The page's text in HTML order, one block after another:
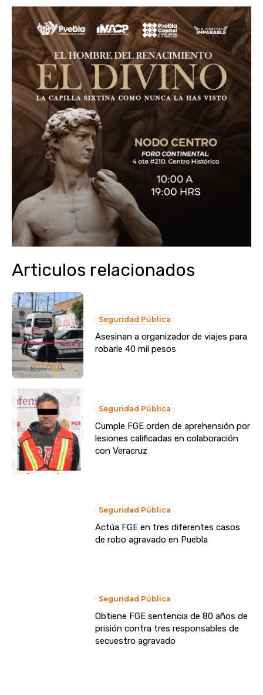
Articulos relacionados
Seguridad Pública
Asesinan a organizador de viajes para
robarle 40 mil pesos
Seguridad Pública
Cumple FGE orden de aprehensión por
lesiones calificadas en colaboración
con Veracruz
Seguridad Pública
Actúa FGE en tres diferentes casos
de robo agravado en Puebla
Seguridad Pública
Obtiene FGE sentencia de 80 años de
prisión contra tres responsables de
secuestro agravado